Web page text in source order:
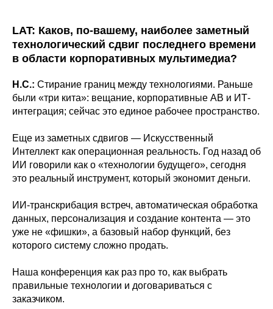
LAT: Каков, по-вашему, наиболее заметный
технологический сдвиг последнего времени
в области корпоративных мультимедиа?
Н.С.: Стирание границ между технологиями. Раньше
были «три кита»: вещание, корпоративные АВ и ИТ-
интеграция; сейчас это единое рабочее пространство.
Еще из заметных сдвигов — Искусственный
Интеллект как операционная реальность. Год назад об
ИИ говорили как о «технологии будущего», сегодня
это реальный инструмент, который экономит деньги.
ИИ-транскрибация встреч, автоматическая обработка
данных, персонализация и создание контента — это
уже не «фишки», а базовый набор функций, без
которого систему сложно продать.
Наша конференция как раз про то, как выбрать
правильные технологии и договариваться с
заказчиком.